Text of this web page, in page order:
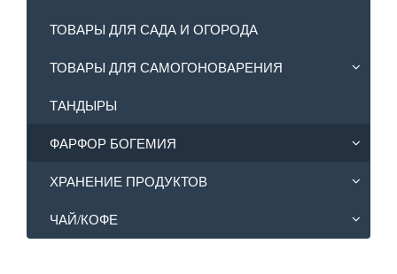
ТОВАРЫ ДЛЯ САДА И ОГОРОДА
ТОВАРЫ ДЛЯ САМОГОНОВАРЕНИЯ
ТАНДЫРЫ
ФАРФОР БОГЕМИЯ
ХРАНЕНИЕ ПРОДУКТОВ
ЧАЙ/КОФЕ